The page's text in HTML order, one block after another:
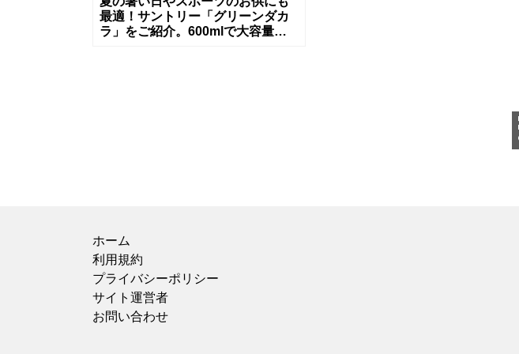
最適！サントリー「グリーンダカ
ラ」をご紹介。600mlで大容量な
ホーム
利用規約
プライバシーポリシー
サイト運営者
お問い合わせ